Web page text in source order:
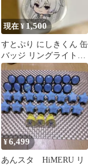
現在 ¥1,500
すとぷり にしきくん 缶
バッジ リングライト3
点セット
¥6,499
あんスタ HiMERU リ